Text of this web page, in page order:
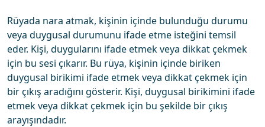
Rüyada nara atmak, kişinin içinde bulunduğu durumu
veya duygusal durumunu ifade etme isteğini temsil
eder. Kişi, duygularını ifade etmek veya dikkat çekmek
için bu sesi çıkarır. Bu rüya, kişinin içinde biriken
duygusal birikimi ifade etmek veya dikkat çekmek için
bir çıkış aradığını gösterir. Kişi, duygusal birikimini ifade
etmek veya dikkat çekmek için bu şekilde bir çıkış
arayışındadır.